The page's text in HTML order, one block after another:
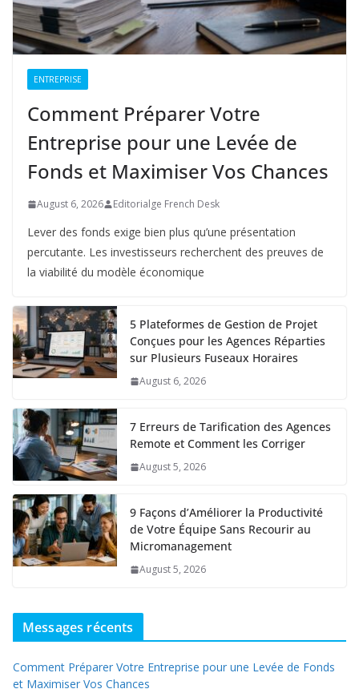
ENTREPRISE
Comment Préparer Votre
Entreprise pour une Levée de
Fonds et Maximiser Vos Chances
August 6, 2026 Editorialge French Desk
Lever des fonds exige bien plus qu’une présentation
percutante. Les investisseurs recherchent des preuves de
la viabilité du modèle économique
5 Plateformes de Gestion de Projet
Conçues pour les Agences Réparties
sur Plusieurs Fuseaux Horaires
August 6, 2026
7 Erreurs de Tarification des Agences
Remote et Comment les Corriger
August 5, 2026
9 Façons d’Améliorer la Productivité
de Votre Équipe Sans Recourir au
Micromanagement
August 5, 2026
Messages récents
Comment Préparer Votre Entreprise pour une Levée de Fonds
et Maximiser Vos Chances